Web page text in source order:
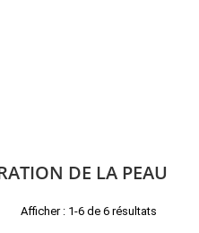
DE LA PEAU
Afficher : 1-6 de 6 résultats